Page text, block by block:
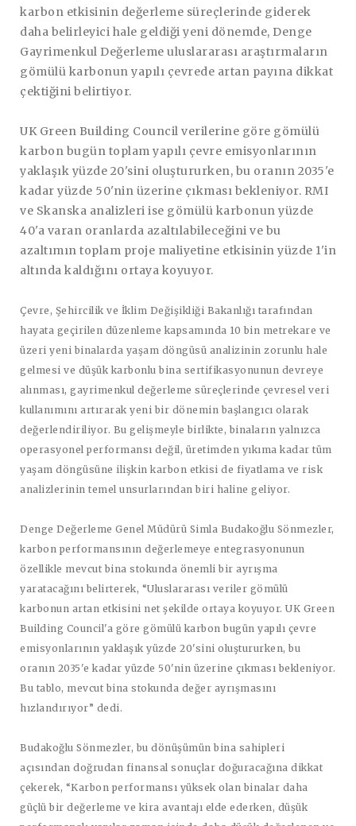
karbon etkisinin değerleme süreçlerinde giderek
daha belirleyici hale geldiği yeni dönemde, Denge
Gayrimenkul Değerleme uluslararası araştırmaların
gömülü karbonun yapılı çevrede artan payına dikkat
çektiğini belirtiyor.
UK Green Building Council verilerine göre gömülü
karbon bugün toplam yapılı çevre emisyonlarının
yaklaşık yüzde 20'sini oluştururken, bu oranın 2035'e
kadar yüzde 50'nin üzerine çıkması bekleniyor. RMI
ve Skanska analizleri ise gömülü karbonun yüzde
40'a varan oranlarda azaltılabileceğini ve bu
azaltımın toplam proje maliyetine etkisinin yüzde 1'in
altında kaldığını ortaya koyuyor.
Çevre, Şehircilik ve İklim Değişikliği Bakanlığı tarafından
hayata geçirilen düzenleme kapsamında 10 bin metrekare ve
üzeri yeni binalarda yaşam döngüsü analizinin zorunlu hale
gelmesi ve düşük karbonlu bina sertifikasyonunun devreye
alınması, gayrimenkul değerleme süreçlerinde çevresel veri
kullanımını artırarak yeni bir dönemin başlangıcı olarak
değerlendiriliyor. Bu gelişmeyle birlikte, binaların yalnızca
operasyonel performansı değil, üretimden yıkıma kadar tüm
yaşam döngüsüne ilişkin karbon etkisi de fiyatlama ve risk
analizlerinin temel unsurlarından biri haline geliyor.
Denge Değerleme Genel Müdürü Simla Budakoğlu Sönmezler,
karbon performansının değerlemeye entegrasyonunun
özellikle mevcut bina stokunda önemli bir ayrışma
yaratacağını belirterek, “Uluslararası veriler gömülü
karbonun artan etkisini net şekilde ortaya koyuyor. UK Green
Building Council'a göre gömülü karbon bugün yapılı çevre
emisyonlarının yaklaşık yüzde 20'sini oluştururken, bu
oranın 2035'e kadar yüzde 50'nin üzerine çıkması bekleniyor.
Bu tablo, mevcut bina stokunda değer ayrışmasını
hızlandırıyor” dedi.
Budakoğlu Sönmezler, bu dönüşümün bina sahipleri
açısından doğrudan finansal sonuçlar doğuracağına dikkat
çekerek, “Karbon performansı yüksek olan binalar daha
güçlü bir değerleme ve kira avantajı elde ederken, düşük